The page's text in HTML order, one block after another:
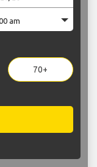
70+